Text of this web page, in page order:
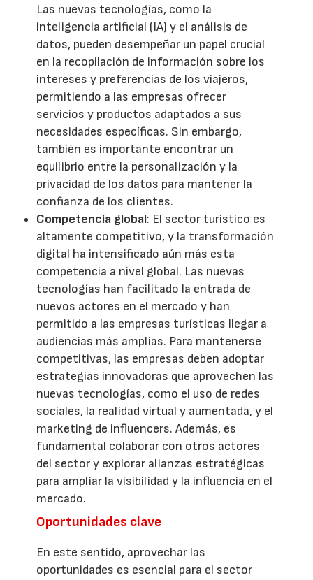
Las nuevas tecnologías, como la
inteligencia artificial (IA) y el análisis de
datos, pueden desempeñar un papel crucial
en la recopilación de información sobre los
intereses y preferencias de los viajeros,
permitiendo a las empresas ofrecer
servicios y productos adaptados a sus
necesidades específicas. Sin embargo,
también es importante encontrar un
equilibrio entre la personalización y la
privacidad de los datos para mantener la
confianza de los clientes.
Competencia global: El sector turístico es
altamente competitivo, y la transformación
digital ha intensificado aún más esta
competencia a nivel global. Las nuevas
tecnologías han facilitado la entrada de
nuevos actores en el mercado y han
permitido a las empresas turísticas llegar a
audiencias más amplias. Para mantenerse
competitivas, las empresas deben adoptar
estrategias innovadoras que aprovechen las
nuevas tecnologías, como el uso de redes
sociales, la realidad virtual y aumentada, y el
marketing de influencers. Además, es
fundamental colaborar con otros actores
del sector y explorar alianzas estratégicas
para ampliar la visibilidad y la influencia en el
mercado.
Oportunidades clave
En este sentido, aprovechar las
oportunidades es esencial para el sector